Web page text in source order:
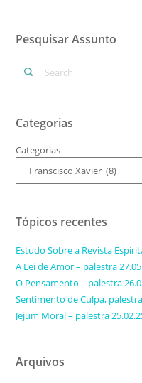
Pesquisar Assunto
Categorias
Categorias
Tópicos recentes
Estudo Sobre a Revista
A Lei de Amor – palestra
O Pensamento – palestra
Sentimento de Culpa,
Jejum Moral – palestra
Arquivos